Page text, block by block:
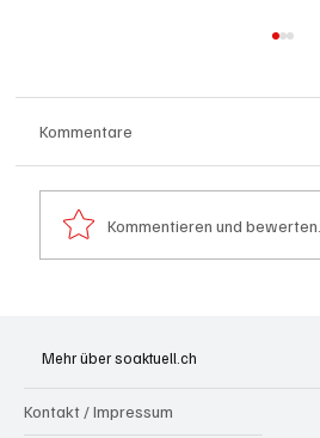
aufrütteln
Kommentare
Kommentieren und bewerten...
Mehr über soaktuell.ch
Kontakt / Impressum